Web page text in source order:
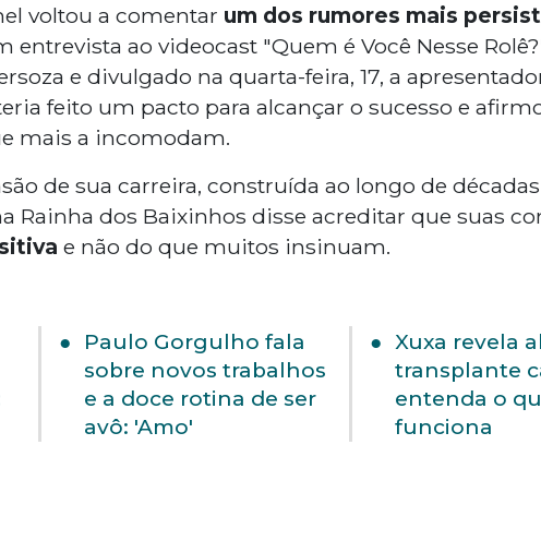
voltou a comentar um dos rumores mais
entrevista ao videocast "Quem é Você Nesse
e divulgado na quarta-feira, 17, a
feito um pacto para alcançar o sucesso e
mais a incomodam.
de sua carreira, construída ao longo de
Rainha dos Baixinhos disse acreditar que suas
e não do que muitos insinuam.
Paulo Gorgulho fala
sobre novos trabalhos
e a doce rotina de ser
avô: 'Amo'
Xuxa revela
transplante
entenda o
funciona